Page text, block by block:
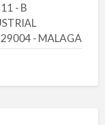
- B
- MALAGA